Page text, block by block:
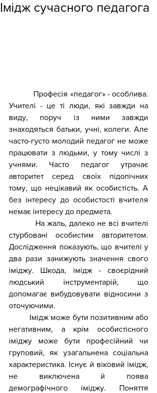
Імідж сучасного педагога
Учителі - це ті люди, які завжди на
виду, поруч із ними завжди
знаходяться батьки, учні, колеги. Але
часто-густо молодий педагог не може
працювати з людьми, у тому числі з
учнями. Часто педагог утрачає
авторитет серед своїх підопічних
тому, що нецікавий як особистість. А
без інтересу до особистості вчителя
немає інтересу до предмета.
стурбовані особистим авторитетом.
Дослідження показують, що вчителі у
два рази занижують значення свого
іміджу. Шкода, імідж - своєрідний
людський інструментарій, що
допомагає вибудовувати відносини з
оточуючими.
негативним, а крім особистісного
іміджу може бути професійний чи
груповий, як узагальнена соціальна
характеристика. Існує й віковий імідж,
не виключена й поява
демографічного іміджу. Поняття